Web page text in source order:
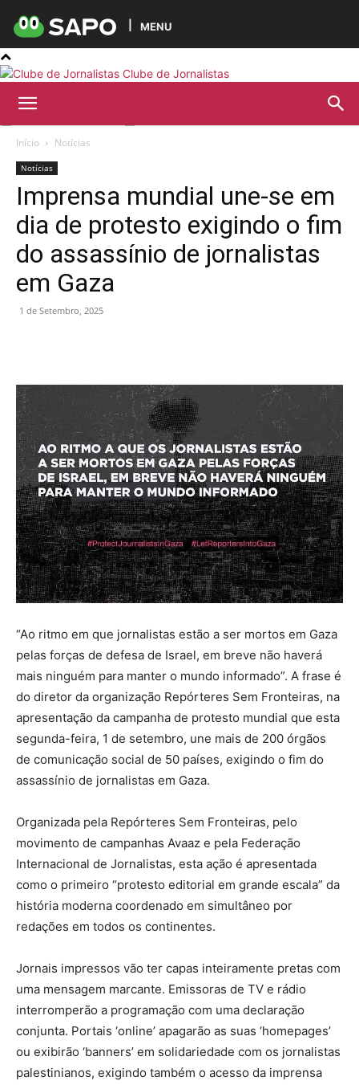
MENU
Clube de Jornalistas
Início Notícias
Notícias
Imprensa mundial une-se em
dia de protesto exigindo o fim
do assassínio de jornalistas
em Gaza
1 de Setembro, 2025
“Ao ritmo em que jornalistas estão a ser mortos em Gaza
pelas forças de defesa de Israel, em breve não haverá
mais ninguém para manter o mundo informado”. A frase é
do diretor da organização Repórteres Sem Fronteiras, na
apresentação da campanha de protesto mundial que esta
segunda-feira, 1 de setembro, une mais de 200 órgãos
de comunicação social de 50 países, exigindo o fim do
assassínio de jornalistas em Gaza.
Organizada pela Repórteres Sem Fronteiras, pelo
movimento de campanhas Avaaz e pela Federação
Internacional de Jornalistas, esta ação é apresentada
como o primeiro “protesto editorial em grande escala” da
história moderna coordenado em simultâneo por
redações em todos os continentes.
Jornais impressos vão ter capas inteiramente pretas com
uma mensagem marcante. Emissoras de TV e rádio
interromperão a programação com uma declaração
conjunta. Portais ‘online’ apagarão as suas ‘homepages’
ou exibirão ‘banners’ em solidariedade com os jornalistas
palestinianos, exigindo também o acesso da imprensa